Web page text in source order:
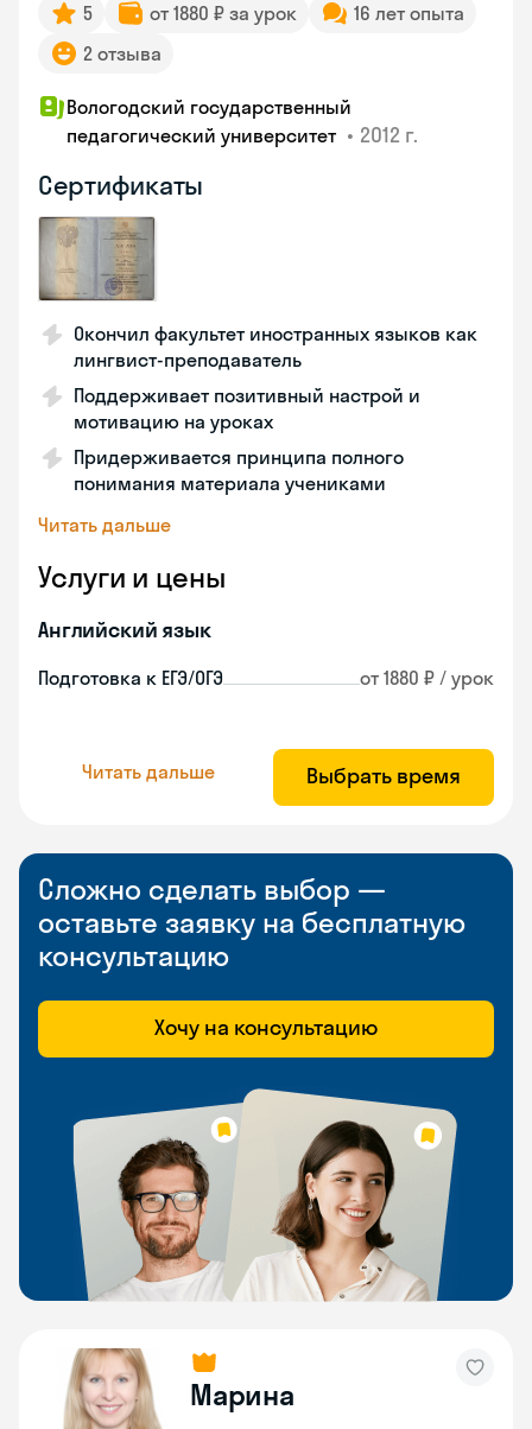
5 от 1880 ₽ за урок
16 лет опыта
2 отзыва
Вологодский государственный
педагогический университет • 2012 г.
Сертификаты
Окончил факультет иностранных языков как
лингвист-преподаватель
Поддерживает позитивный настрой и
мотивацию на уроках
Придерживается принципа полного
понимания материала учениками
Читать дальше
Услуги и цены
Английский язык
Подготовка к ЕГЭ/ОГЭ от 1880 ₽ / урок
Читать дальше Выбрать время
Сложно сделать выбор —
оставьте заявку на бесплатную
консультацию
Хочу на консультацию
Марина